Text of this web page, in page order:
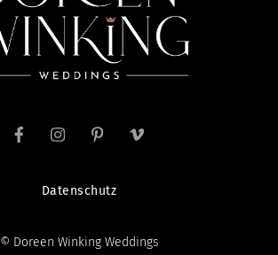
Datenschutz
© Doreen Winking Weddings